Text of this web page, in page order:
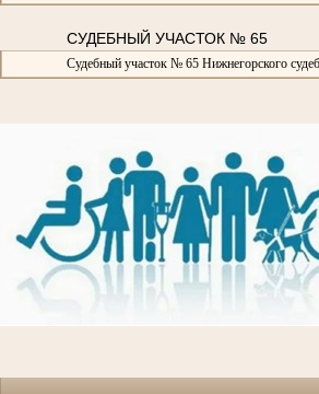
СУДЕБНЫЙ УЧАСТОК № 65
Судебный участок № 65 Нижнегорского